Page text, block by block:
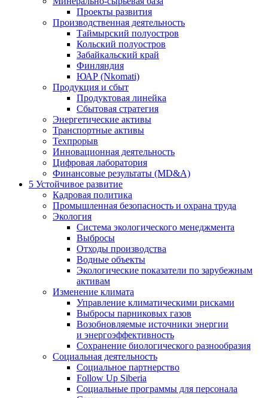
Проекты развития
Производственная деятельность
Таймырский полуостров
Кольский полуостров
Забайкальский край
Финляндия
ЮАР (Nkomati)
Продукция и сбыт
Продуктовая линейка
Сбытовая стратегия
Энергетические активы
Транспортные активы
Техпрорыв
Инновационная деятельность
Цифровая лаборатория
Финансовые результаты (MD&A)
5 Устойчивое развитие
Кадровая политика
Промышленная безопасность и охрана труда
Экология
Система экологического менеджмента
Выбросы
Отходы производства
Водные объекты
Экологические показатели по зарубежным
активам
Изменение климата
Управление климатическими рисками
Выбросы парниковых газов
Возобновляемые источники энергии
и энергоэффективность
Сохранение биологического разнообразия
Социальная деятельность
Социальное партнерство
Follow Up Siberia
Социальные программы для персонала